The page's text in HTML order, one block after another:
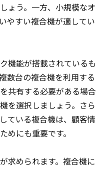
ょう。一方、小規模なオ
やすい複合機が適してい
機能が搭載されているも
数台の複合機を利用する
共有する必要がある場合
を選択しましょう。さら
ている複合機は、顧客情
めにも重要です。
求められます。複合機に